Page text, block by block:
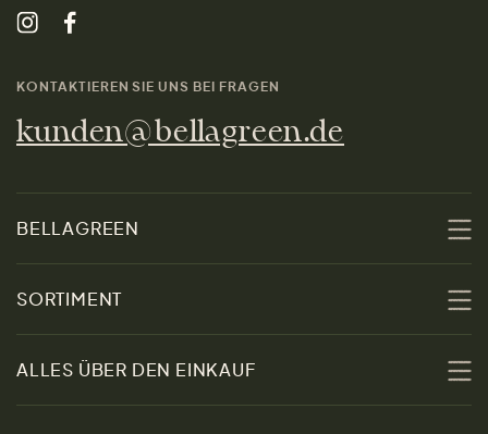
KONTAKTIEREN SIE UNS BEI FRAGEN
kunden@bellagreen.de
BELLAGREEN
Nachhaltigkeit
SORTIMENT
Damen
ALLES ÜBER DEN EINKAUF